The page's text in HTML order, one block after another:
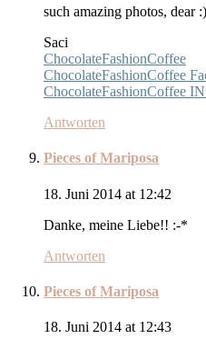
such amazing photos, dear :)
Saci
ChocolateFashionCoffee
ChocolateFashionCoffee
ChocolateFashionCoffee
Antworten
Pieces of Mariposa
18. Juni 2014 at 12:42
Danke, meine Liebe!! :-*
Antworten
Pieces of Mariposa
18. Juni 2014 at 12:43